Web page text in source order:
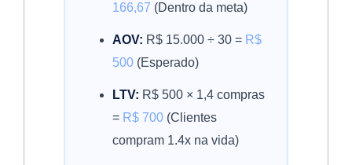
166,67 (Dentro da meta)
AOV: R$ 15.000 ÷ 30 = R$
500 (Esperado)
LTV: R$ 500 × 1,4 compras
= R$ 700 (Clientes
compram 1.4x na vida)